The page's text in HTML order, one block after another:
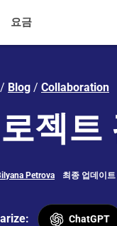
요금
/ Blog / Collaboration
젝트
Petrova 최종 업데이
ChatGPT